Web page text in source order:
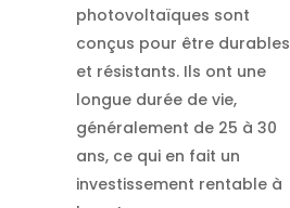
photovoltaïques sont
conçus pour être durables
et résistants. Ils ont une
longue durée de vie,
généralement de 25 à 30
ans, ce qui en fait un
investissement rentable à